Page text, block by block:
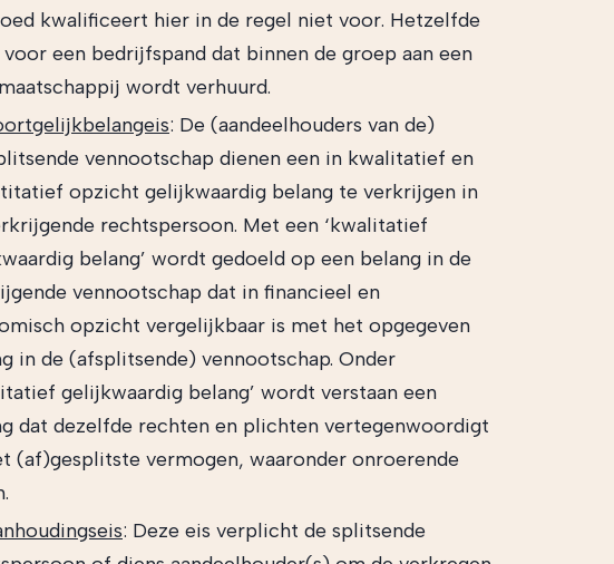
kwalificeert hier in de regel niet voor. Hetzelfde
een bedrijfspand dat binnen de groep aan een
wordt verhuurd.
: De (aandeelhouders van de)
vennootschap dienen een in kwalitatief en
opzicht gelijkwaardig belang te verkrijgen in
rechtspersoon. Met een ‘kwalitatief
belang’ wordt gedoeld op een belang in de
vennootschap dat in financieel en
opzicht vergelijkbaar is met het opgegeven
in de (afsplitsende) vennootschap. Onder
gelijkwaardig belang’ wordt verstaan een
dat dezelfde rechten en plichten vertegenwoordigt
(af)gesplitste vermogen, waaronder onroerende
: Deze eis verplicht de splitsende